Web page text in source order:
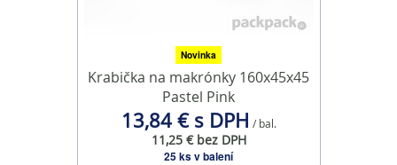
Novinka
Krabička na makrónky 160x45x45
Pastel Pink
13,84 € s DPH / bal.
11,25 € bez DPH
25 ks v balení